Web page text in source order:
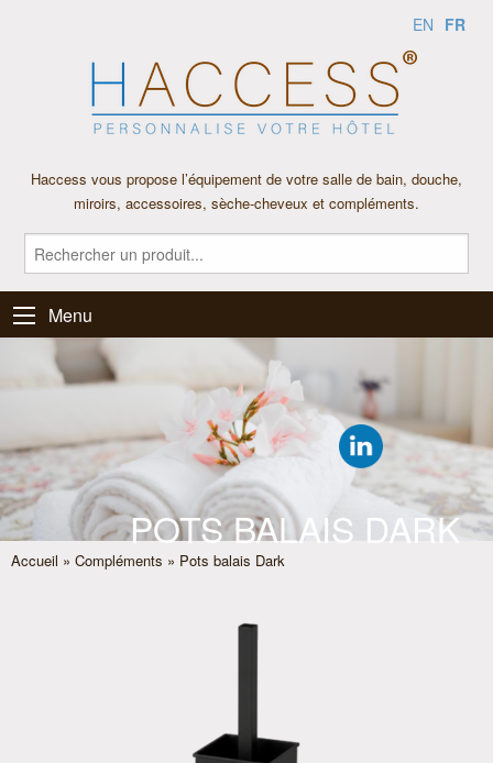
EN FR
Haccess vous propose l’équipement de votre salle de bain, douche,
miroirs, accessoires, sèche-cheveux et compléments.
Menu
POTS BALAIS DARK
Accueil » Compléments » Pots balais Dark